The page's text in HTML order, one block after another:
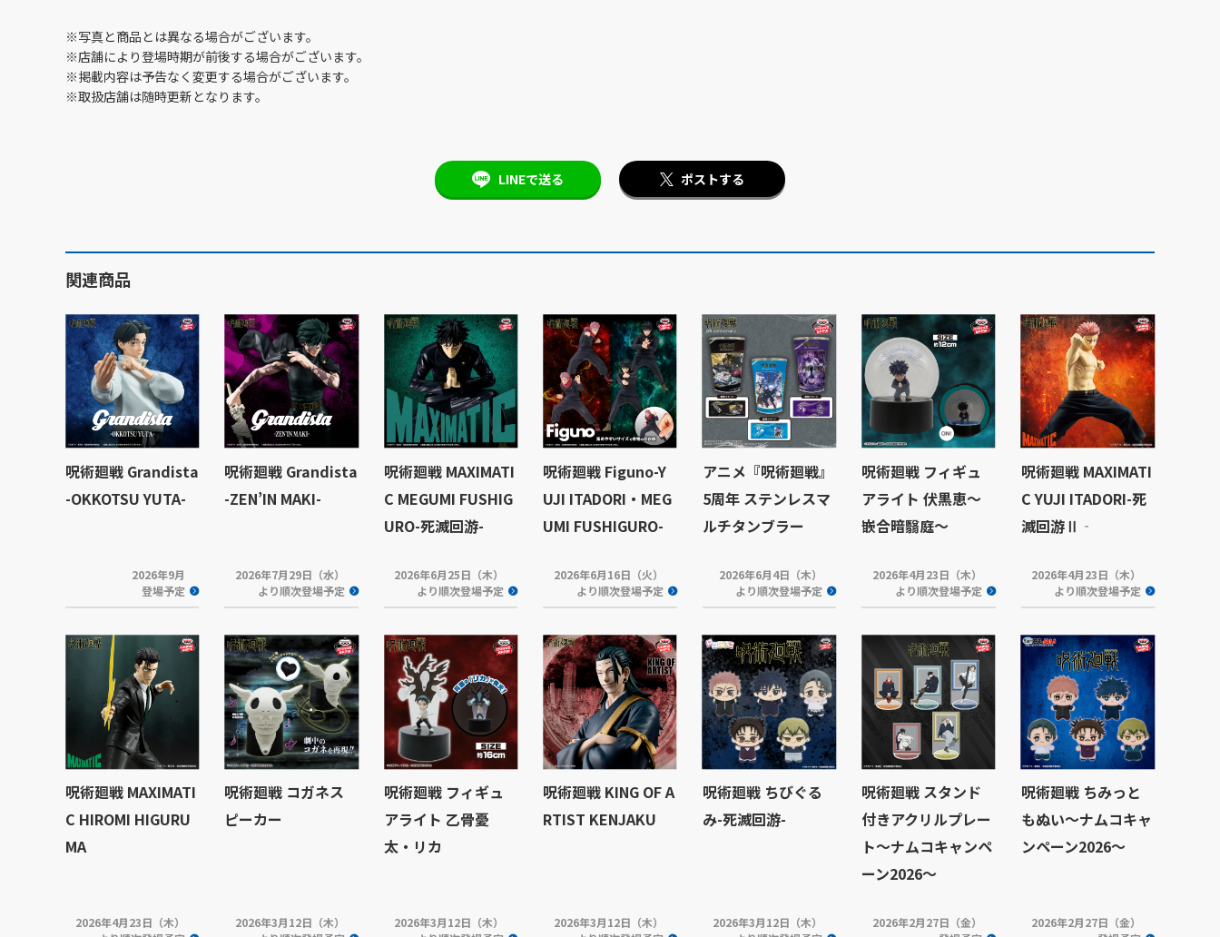
※写真と商品とは異なる場合がございます。
※店舗により登場時期が前後する場合がございます。
※掲載内容は予告なく変更する場合がございます。
※取扱店舗は随時更新となります。
LINEで送る ポストする
関連商品
呪術廻戦 Grandista
-OKKOTSU YUTA-
2026年9月
登場予定
呪術廻戦 Grandista
-ZEN’IN MAKI-
2026年7月29日（水）
より順次登場予定
呪術廻戦 MAXIMATI
C MEGUMI FUSHIG
URO-死滅回游-
2026年6月25日（木）
より順次登場予定
呪術廻戦 Figuno-Y
UJI ITADORI・MEG
UMI FUSHIGURO-
2026年6月16日（火）
より順次登場予定
アニメ『呪術廻戦』
5周年 ステンレスマ
ルチタンブラー
2026年6月4日（木）
より順次登場予定
呪術廻戦 フィギュ
アライト 伏黒恵～
嵌合暗翳庭～
2026年4月23日（木）
より順次登場予定
呪術廻戦 MAXIMATI
C YUJI ITADORI-死
滅回游Ⅱ‐
2026年4月23日（木）
より順次登場予定
呪術廻戦 MAXIMATI
C HIROMI HIGURU
MA
2026年4月23日（木）
呪術廻戦 コガネス
ピーカー
2026年3月12日（木）
呪術廻戦 フィギュ
アライト 乙骨憂
太・リカ
2026年3月12日（木）
呪術廻戦 KING OF A
RTIST KENJAKU
2026年3月12日（木）
呪術廻戦 ちびぐる
み-死滅回游-
2026年3月12日（木）
呪術廻戦 スタンド
付きアクリルプレー
ト～ナムコキャンペ
ーン2026～
2026年2月27日（金）
呪術廻戦 ちみっと
もぬい～ナムコキャ
ンペーン2026～
2026年2月27日（金）